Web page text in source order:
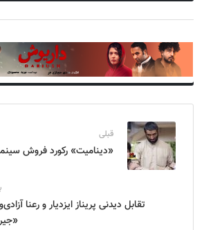
قبلی
«دینامیت» رکورد فروش
تقابل دیدنی پریناز ایزدیار و رعنا